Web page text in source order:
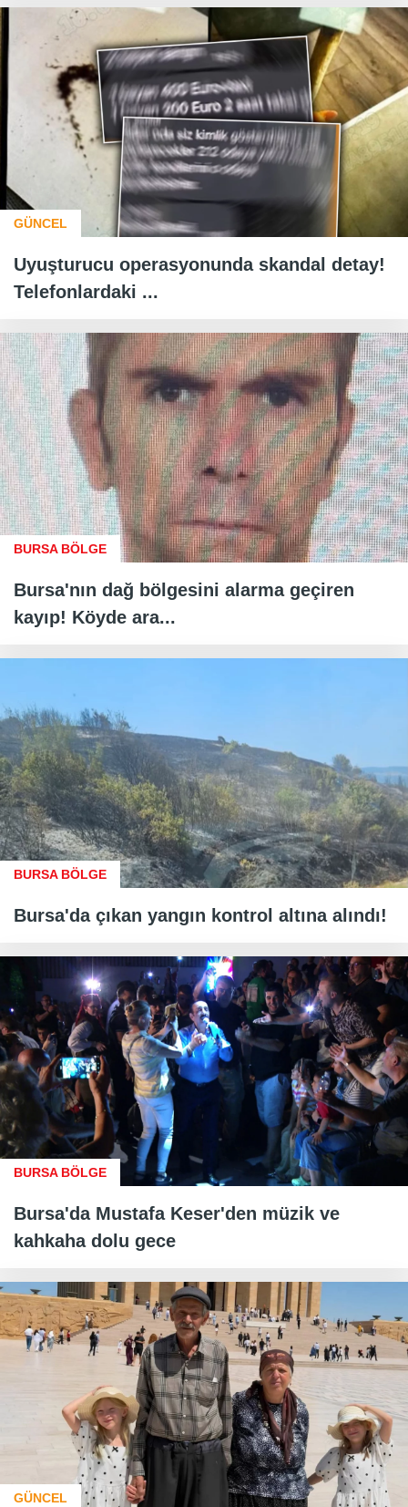
GÜNCEL
Uyuşturucu operasyonunda skandal detay!
Telefonlardaki ...
BURSA BÖLGE
Bursa'nın dağ bölgesini alarma geçiren
kayıp! Köyde ara...
BURSA BÖLGE
Bursa'da çıkan yangın kontrol altına alındı!
BURSA BÖLGE
Bursa'da Mustafa Keser'den müzik ve
kahkaha dolu gece
GÜNCEL